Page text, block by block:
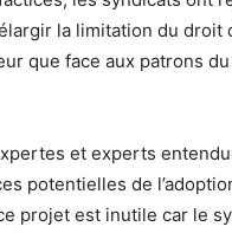
la limitation du droit
que face aux patrons
et experts
potentielles de
projet est inutile car le